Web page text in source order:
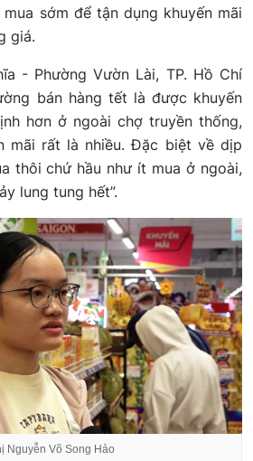
sớm để tận dụng khuyến mãi
giá.
- Phường Vườn Lài, TP. Hồ Chí
bán hàng tết là được khuyến
hơn ở ngoài chợ truyền thống,
mãi rất là nhiều. Đặc biệt về dịp
thôi chứ hầu như ít mua ở ngoài,
lung tung hết”.
Nguyễn Võ Song Hảo